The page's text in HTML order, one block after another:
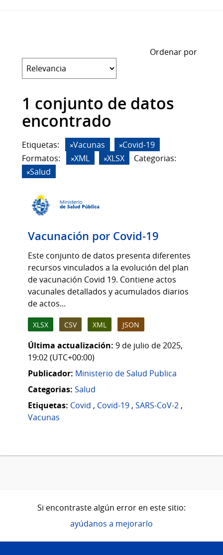
Ordenar por
1 conjunto de datos
encontrado
Etiquetas: Vacunas
Covid-19
Formatos:
XML XLSX
Categorias:
Salud
Vacunación por Covid-19
Este conjunto de datos presenta diferentes
recursos vinculados a la evolución del plan
de vacunación Covid 19. Contiene actos
vacunales detallados y acumulados diarios
de actos...
XLSX CSV XML JSON
Última actualización: 9 de julio de 2025,
19:02 (UTC+00:00)
Publicador: Ministerio de Salud Publica
Categorias: Salud
Etiquetas: Covid , Covid-19 , SARS-CoV-2 ,
Vacunas
Si encontraste algún error en este sitio:
ayúdanos a mejorarlo